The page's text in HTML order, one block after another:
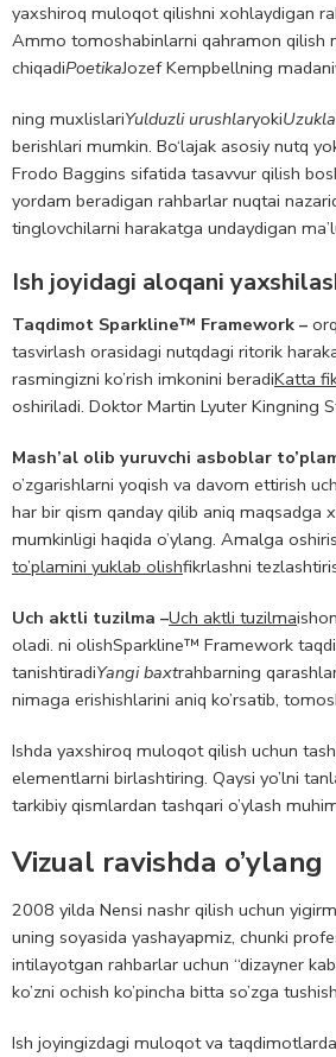
yaxshiroq muloqot qilishni xohlaydigan
Ammo tomoshabinlarni qahramon qilish
chiqadiPoetikaJozef Kempbellning
ning muxlislariYulduzli urushlaryoki
berishlari mumkin. Bo‘lajak asosiy nutq
Frodo Baggins sifatida tasavvur qilish
yordam beradigan rahbarlar nuqtai
tinglovchilarni harakatga undaydigan
Ish joyidagi aloqani
Taqdimot Sparkline™ Framework –
tasvirlash orasidagi nutqdagi ritorik
rasmingizni ko’rish imkonini beradiKatta
oshiriladi. Doktor Martin Lyuter Kingning
Mash’al olib yuruvchi asboblar
o’zgarishlarni yoqish va davom ettirish
har bir qism qanday qilib aniq maqsadga
mumkinligi haqida o’ylang. Amalga
to’plamini yuklab olishfikrlashni
Uch aktli tuzilma –Uch aktli tuzilma
oladi. ni olishSparkline™ Framework
tanishtiradiYangi baxtrahbarning
nimaga erishishlarini aniq ko’rsatib,
Ishda yaxshiroq muloqot qilish uchun
elementlarni birlashtiring. Qaysi yo’lni
tarkibiy qismlardan tashqari o’ylash
Vizual ravishda o’ylang
2008 yilda Nensi nashr qilish uchun
uning soyasida yashayapmiz, chunki
intilayotgan rahbarlar uchun “dizayner
ko’zni ochish ko’pincha bitta so’zga
Ish joyingizdagi muloqot va